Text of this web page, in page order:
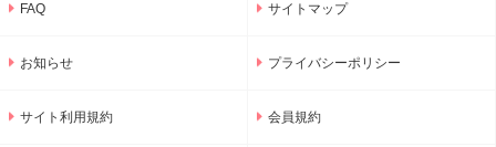
バレンタイン期間も安心の通常料金にて営業致します♪ご来店お待ち
人気のPanasonicのドライヤー『nanocare』の新商品が
FAQ サイトマップ
お知らせ プライバシーポリシー
サイト利用規約 会員規約